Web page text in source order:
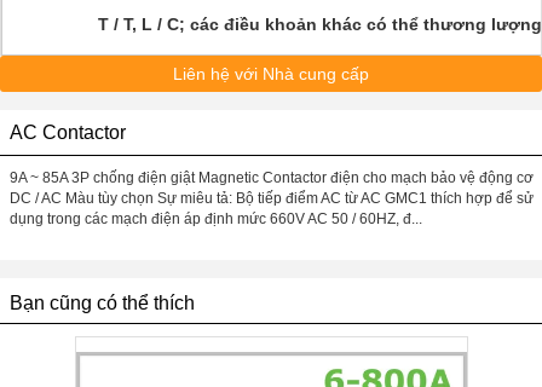
T / T, L / C; các điều khoản khác có thể thương
Liên hệ với Nhà cung cấp
AC Contactor
9A ~ 85A 3P chống điện giật Magnetic Contactor điện cho mạch bảo vệ động cơ
DC / AC Màu tùy chọn Sự miêu tả: Bộ tiếp điểm AC từ AC GMC1 thích hợp để sử
dụng trong các mạch điện áp định mức 660V AC 50 / 60HZ, đ...
Bạn cũng có thể thích